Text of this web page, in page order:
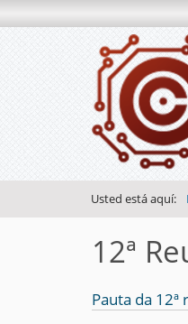
Usted está aquí:
12ª
Pauta da 12ª